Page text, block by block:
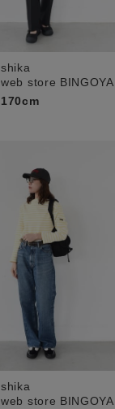
shika
web store BINGOYA
170cm
shika
web store BINGOYA